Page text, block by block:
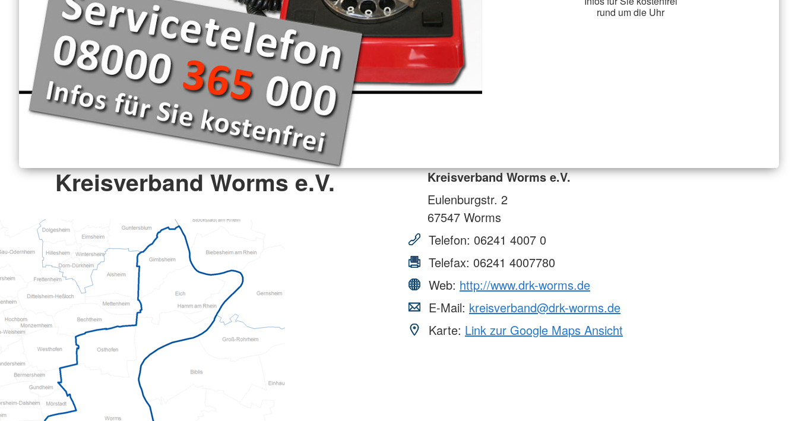
rund um die Uhr
Kreisverband Worms e.V.
Kreisverband Worms e.V.
Eulenburgstr. 2
67547 Worms
Telefon: 06241 4007 0
Telefax: 06241 4007780
Web: http://www.drk-worms.de
E-Mail: kreisverband@drk-worms.de
Karte: Link zur Google Maps Ansicht